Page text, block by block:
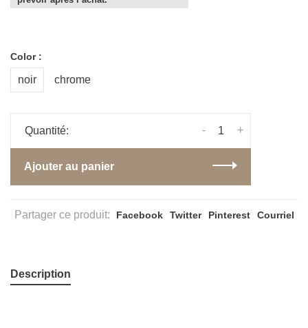
Color :
noir chrome
Quantité: +
-
Ajouter au panier
Partager ce produit: Facebook Twitter Pinterest Courriel
Description